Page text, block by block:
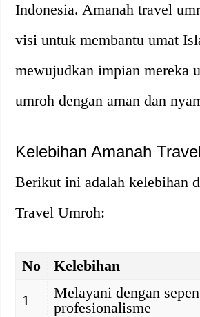
Indonesia. Amanah travel
visi untuk membantu umat
mewujudkan impian mereka
umroh dengan aman dan
Kelebihan Amanah
Berikut ini adalah kelebihan
Travel Umroh:
No
Kelebihan
1
Melayani dengan
profesionalisme